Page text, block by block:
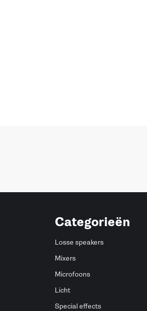
Categorieën
Losse speakers
Mixers
Microfoons
Licht
Special effects